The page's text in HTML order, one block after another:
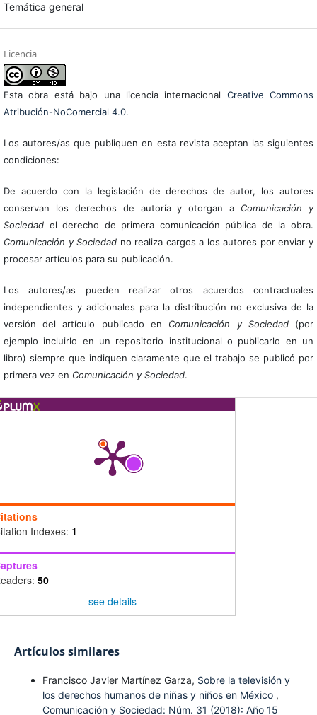
Temática general
Licencia
Esta obra está bajo una licencia internacional Creative Commons
Atribución-NoComercial 4.0.
Los autores/as que publiquen en esta revista aceptan las siguientes
condiciones:
De acuerdo con la legislación de derechos de autor, los autores
conservan los derechos de autoría y otorgan a Comunicación y
Sociedadel derecho de primera comunicación pública de la obra.
Comunicación y Sociedad no realiza cargos a los autores por enviar y
procesar artículos para su publicación.
Los autores/as pueden realizar otros acuerdos contractuales
independientes y adicionales para la distribución no exclusiva de la
versión del artículo publicado en Comunicación y Sociedad(por
ejemplo incluirlo en un repositorio institucional o publicarlo en un
libro) siempre que indiquen claramente que el trabajo se publicó por
primera vez en Comunicación y Sociedad.
Indexes: 1
50
see details
Artículos similares
Francisco Javier Martínez Garza, Sobre la televisión y
los derechos humanos de niñas y niños en México ,
Comunicación y Sociedad: Núm. 31 (2018): Año 15